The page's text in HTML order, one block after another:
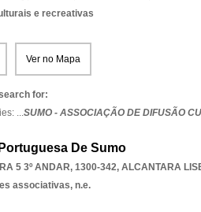
e recreativas
Ver no Mapa
for:
...SUMO - ASSOCIAÇÃO DE DIFUSÃO
De Sumo
5 3º ANDAR, 1300-342, ALCANTARA
associativas, n.e.